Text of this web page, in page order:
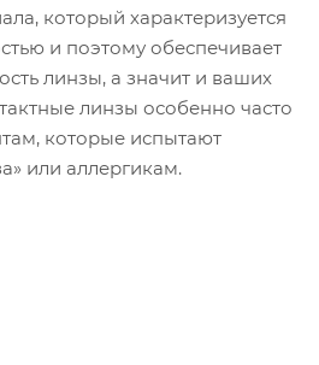
который характеризуется
и поэтому обеспечивает
линзы, а значит и ваших
линзы особенно часто
которые испытают
или аллергикам.